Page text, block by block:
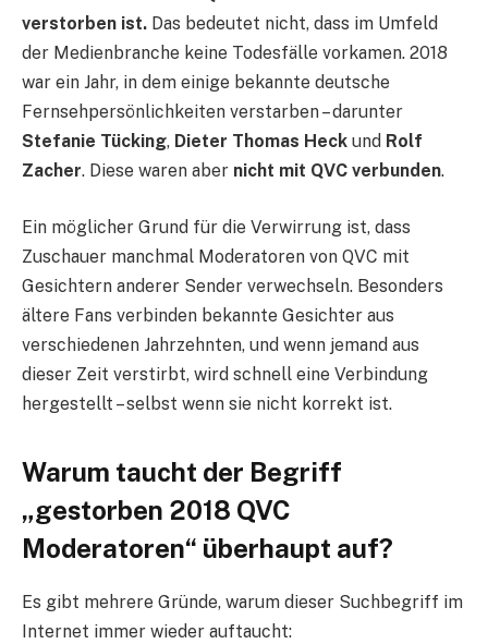
verstorben ist. Das bedeutet nicht, dass im Umfeld
der Medienbranche keine Todesfälle vorkamen. 2018
war ein Jahr, in dem einige bekannte deutsche
Fernsehpersönlichkeiten verstarben – darunter
Stefanie Tücking, Dieter Thomas Heck und Rolf
Zacher. Diese waren aber nicht mit QVC verbunden.
Ein möglicher Grund für die Verwirrung ist, dass
Zuschauer manchmal Moderatoren von QVC mit
Gesichtern anderer Sender verwechseln. Besonders
ältere Fans verbinden bekannte Gesichter aus
verschiedenen Jahrzehnten, und wenn jemand aus
dieser Zeit verstirbt, wird schnell eine Verbindung
hergestellt – selbst wenn sie nicht korrekt ist.
Warum taucht der Begriff
„gestorben 2018 QVC
Moderatoren“ überhaupt auf?
Es gibt mehrere Gründe, warum dieser Suchbegriff im
Internet immer wieder auftaucht: